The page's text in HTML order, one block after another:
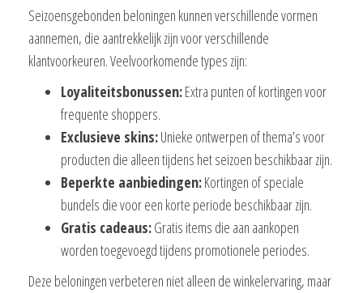
Seizoensgebonden beloningen kunnen verschillende vormen
aannemen, die aantrekkelijk zijn voor verschillende
klantvoorkeuren. Veelvoorkomende types zijn:
Loyaliteitsbonussen:Extra punten of kortingen voor
frequente shoppers.
Exclusieve skins:Unieke ontwerpen of thema’s voor
producten die alleen tijdens het seizoen beschikbaar zijn.
Beperkte aanbiedingen:Kortingen of speciale
bundels die voor een korte periode beschikbaar zijn.
Gratis cadeaus:Gratis items die aan aankopen
worden toegevoegd tijdens promotionele periodes.
Deze beloningen verbeteren niet alleen de winkelervaring, maar